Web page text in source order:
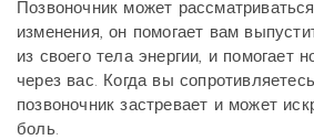
Позвоночник может
изменения, он помогает вам
из своего тела энергии, и помогает
через вас. Когда вы
позвоночник застревает и может
боль.